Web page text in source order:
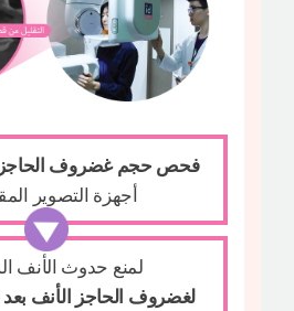
فحص حجم غضروف الحاجز
أجهزة التصوير
لمنع حدوث الأنف
لغضروف الحاجز الأنف